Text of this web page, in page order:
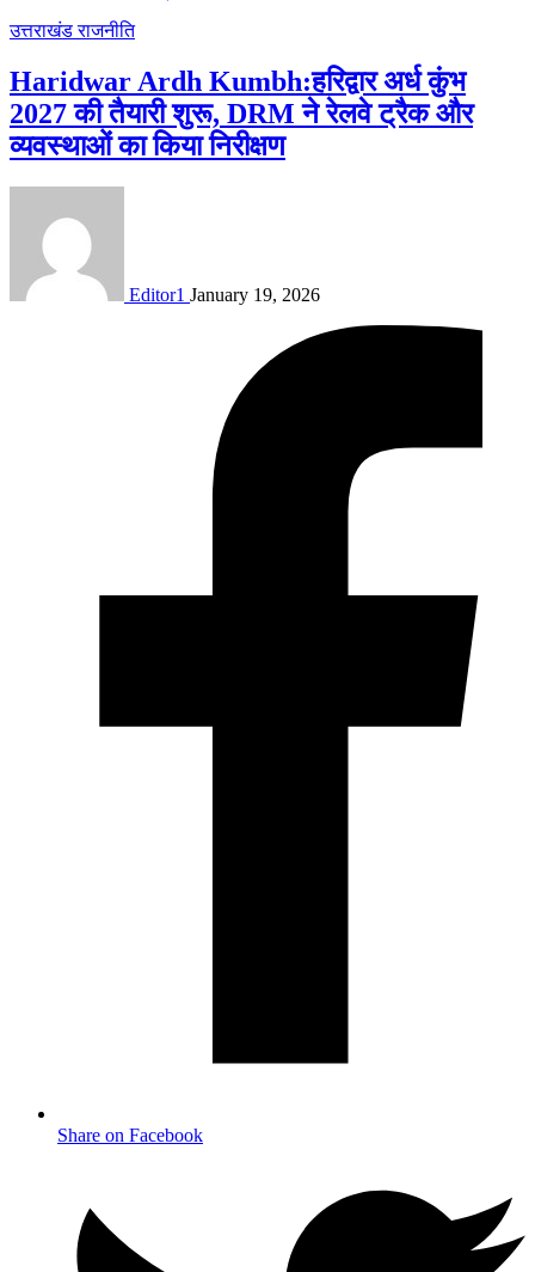
उत्तराखंडराजनीति
Haridwar Ardh Kumbh:हरिद्वार अर्ध कुंभ
2027 की तैयारी शुरू, DRM ने रेलवे ट्रैक और
व्यवस्थाओं का किया निरीक्षण
Editor1 January 19, 2026
Share on Facebook